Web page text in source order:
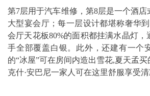
第7层用于汽车维修，第8层是一个酒
大型宴会厅；每一层设计都堪称奢华
会厅天花板80%的面积都挂满水晶灯，
手全部覆盖白银。此外，还建有一个
的“冰屋”可在房间内造出雪花,夏天孟
克什·安巴尼一家人可在这里舒服享受清